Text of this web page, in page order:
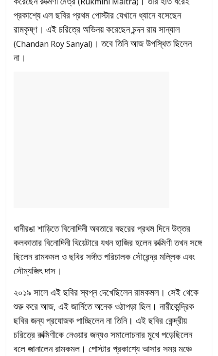
প্রকাশ্যে এল ছবির প্রথম পোস্টার যেখানে ধ্যানে বসেছেন
রামকৃষ্ণ। এই চরিত্রে অভিনয় করেছেন চন্দন রায় সান্যাল
(Chandan Roy Sanyal) । তবে তিনি আজ উপস্থিত ছিলেন
না।
ধানীরঙা শাড়িতে বিনোদিনী অবতারে বছরের প্রথম দিনে উত্তর
কলকাতার বিনোদিনী থিয়েটারে যখন হাজির হলেন রুক্মিণী তখন সঙ্গে
ছিলেন রামকমল ও ছবির সঙ্গীত পরিচালক সৌরেন্দ্র মল্লিক এবং
সৌম্যজিৎ দাস।
২০১৯ সালে এই ছবির স্বপ্ন দেখেছিলেন রামকমল। সেই থেকে
শুরু করে আজ, এই জার্নিতে অনেক ওঠাপড়া ছিল। নারীকেন্দ্রিক
ছবির জন্য প্রযোজক পাচ্ছিলেন না তিনি। এই ছবির কেন্দ্রীয়
চরিত্রে রুক্মিণীকে নেওয়ার জন্যও সমালোচনার মুখে পড়েছিলেন
বলে জানালেন রামকমল। পোস্টার প্রকাশ্যে আসার সময় মঞ্চে